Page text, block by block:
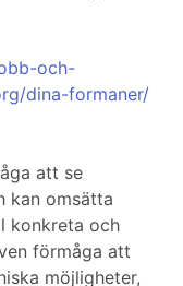
och-
dina-formaner/
att se
kan omsätta
konkreta och
förmåga att
möjligheter,